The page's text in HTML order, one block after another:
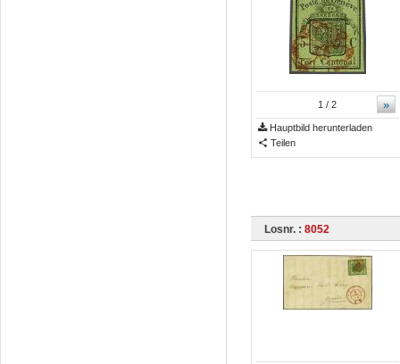
»
1 / 2
Hauptbild herunterladen
Teilen
Losnr. : 8052